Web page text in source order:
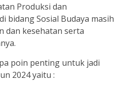
Produksi dan
bidang Sosial Budaya masih
dan kesehatan serta
poin penting untuk jadi
2024 yaitu :